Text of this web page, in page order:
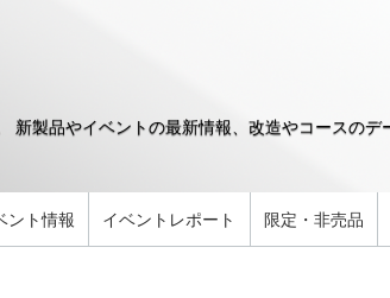
新製品やイベントの最新情報、改造やコースの
ント情報 イベントレポート 限定・非売品